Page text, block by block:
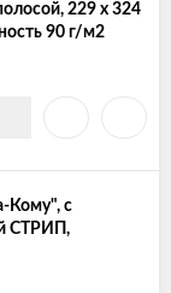
229 x 324
90 г/м2
Кому", с
СТРИП,